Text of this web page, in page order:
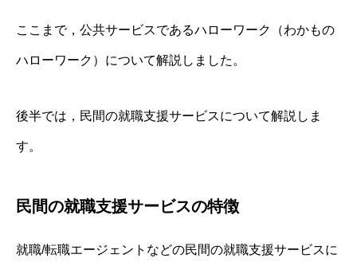
ここまで，公共サービスであるハローワーク（わかもの
ハローワーク）について解説しました。
後半では，民間の就職支援サービスについて解説しま
す。
民間の就職支援サービスの特徴
就職/転職エージェントなどの民間の就職支援サービスに